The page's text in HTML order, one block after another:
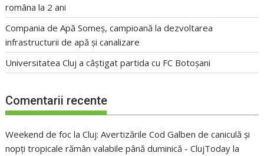
româna la 2 ani
Compania de Apă Someș, campioană la dezvoltarea
infrastructurii de apă și canalizare
Universitatea Cluj a câștigat partida cu FC Botoșani
Comentarii recente
Weekend de foc la Cluj: Avertizările Cod Galben de caniculă și
nopți tropicale rămân valabile până duminică - ClujToday la